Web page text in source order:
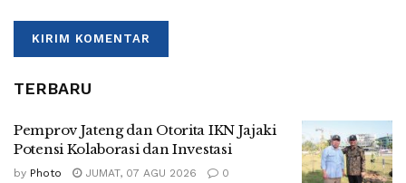
TERBARU
Pemprov Jateng dan Otorita IKN Jajaki
Potensi Kolaborasi dan Investasi
by Photo JUMAT, 07 AGU 2026 0